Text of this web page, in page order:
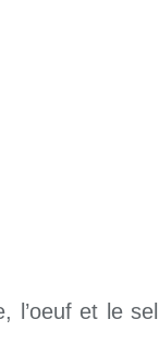
l’oeuf et le sel